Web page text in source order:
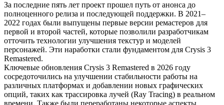
За последние пять лет проект прошел путь от анонса до
полноценного релиза и последующей поддержки. В 2021–
2022 годах были выпущены первые версии ремастеров для
первой и второй частей, которые позволили разработчикам
отточить технологии улучшения текстур и моделей
персонажей. Эти наработки стали фундаментом для Crysis 3
Remastered.
Ключевые обновления Crysis 3 Remastered в 2026 году
сосредоточились на улучшении стабильности работы на
различных платформах и добавлении новых графических
опций, таких как трассировка лучей (Ray Tracing) в реальном